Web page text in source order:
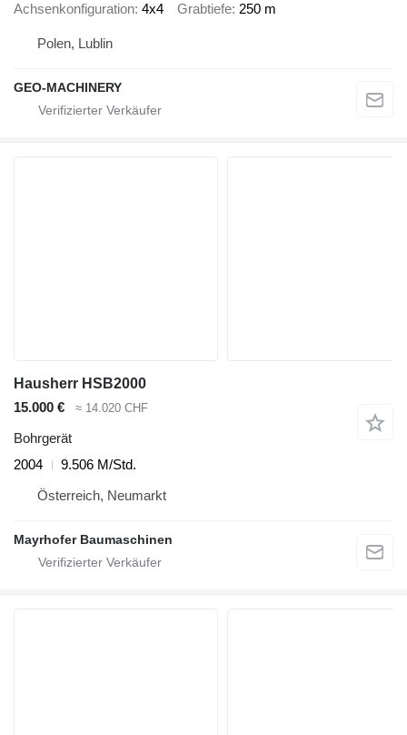
Achsenkonfiguration 4x4 Grabtiefe 250 m
Polen, Lublin
GEO-MACHINERY
Hausherr HSB2000
15.000 €
≈ 14.020 CHF
Bohrgerät
2004
9.506 M/Std.
Österreich, Neumarkt
Mayrhofer Baumaschinen